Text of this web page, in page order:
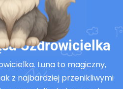
Uzdrowicielka
Luna to magiczny,
z najbardziej przenikliwymi